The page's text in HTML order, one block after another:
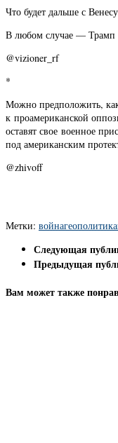
Что будет дальше с
В любом случае — Трамп
@vizioner_rf
*
Можно предположить, как
к проамериканской
оставят свое военное
под американским
@zhivoff
Метки: войнагеополитика
Следующая
Предыдущая
Вам может также